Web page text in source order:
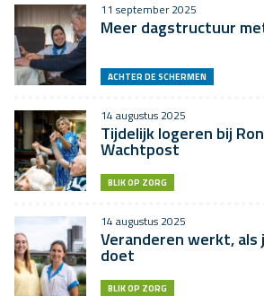
11 september 2025
Meer dagstructuur
ACHTER DE SCHERMEN
14 augustus 2025
Tijdelijk logeren bij
Wachtpost
BLIK OP ZORG
14 augustus 2025
Veranderen werkt, als
doet
BLIK OP ZORG